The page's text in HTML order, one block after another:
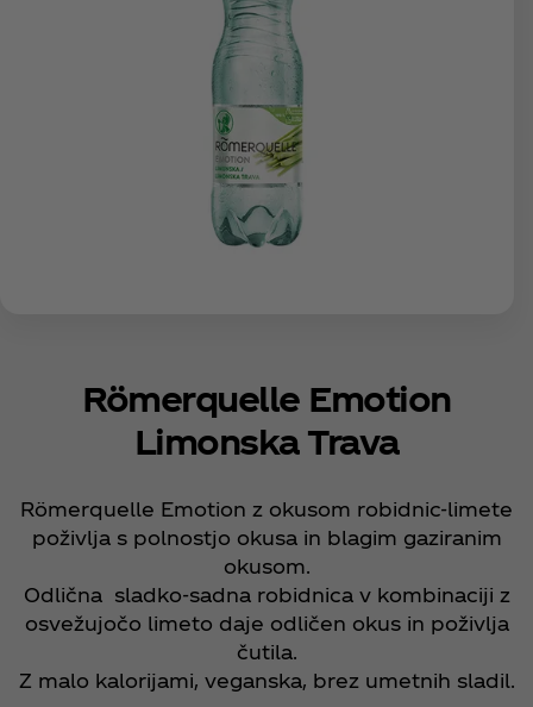
Römerquelle Emotion
Limonska Trava
Römerquelle Emotion z okusom robidnic-limete
poživlja s polnostjo okusa in blagim gaziranim
okusom.
Odlična sladko-sadna robidnica v kombinaciji z
osvežujočo limeto daje odličen okus in poživlja
čutila.
Z malo kalorijami, veganska, brez umetnih sladil.